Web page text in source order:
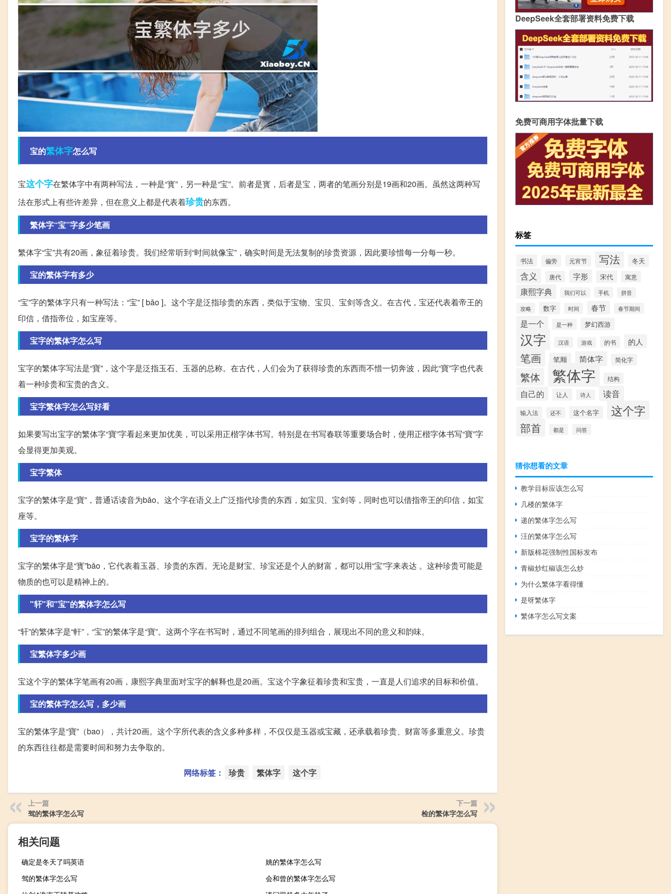
宝的繁体字怎么写
宝这个字在繁体字中有两种写法，一种是“寳”，另一种是“宝”。前者是寳，后者是宝，两者的笔画分别是19画和20画。虽然这两种写
法在形式上有些许差异，但在意义上都是代表着珍贵的东西。
繁体字“宝”字多少笔画
繁体字“宝”共有20画，象征着珍贵。我们经常听到“时间就像宝”，确实时间是无法复制的珍贵资源，因此要珍惜每一分每一秒。
宝的繁体字有多少
“宝”字的繁体字只有一种写法：“宝” [ bǎo ]。这个字是泛指珍贵的东西，类似于宝物、宝贝、宝剑等含义。在古代，宝还代表着帝王的
印信，借指帝位，如宝座等。
宝字的繁体字怎么写
宝字的繁体字写法是“寶”，这个字是泛指玉石、玉器的总称。在古代，人们会为了获得珍贵的东西而不惜一切奔波，因此“寶”字也代表
着一种珍贵和宝贵的含义。
宝字繁体字怎么写好看
如果要写出宝字的繁体字“寶”字看起来更加优美，可以采用正楷字体书写。特别是在书写春联等重要场合时，使用正楷字体书写“寶”字
会显得更加美观。
宝字繁体
宝字的繁体字是“寶”，普通话读音为bǎo。这个字在语义上广泛指代珍贵的东西，如宝贝、宝剑等，同时也可以借指帝王的印信，如宝
座等。
宝字的繁体字
宝字的繁体字是“寳”bǎo，它代表着玉器、珍贵的东西。无论是财宝、珍宝还是个人的财富，都可以用“宝”字来表达 。这种珍贵可能是
物质的也可以是精神上的。
"轩"和"宝"的繁体字怎么写
“轩”的繁体字是“軒”，“宝”的繁体字是“寶”。这两个字在书写时，通过不同笔画的排列组合，展现出不同的意义和韵味。
宝繁体字多少画
宝这个字的繁体字笔画有20画，康熙字典里面对宝字的解释也是20画。宝这个字象征着珍贵和宝贵，一直是人们追求的目标和价值。
宝的繁体字怎么写，多少画
宝的繁体字是“寶”（bao），共计20画。这个字所代表的含义多种多样，不仅仅是玉器或宝藏，还承载着珍贵、财富等多重意义。珍贵
的东西往往都是需要时间和努力去争取的。
网络标签： 珍贵 繁体字 这个字
上一篇
驾的繁体字怎么写
下一篇
检的繁体字怎么写
相关问题
确定是冬天了吗英语
姚的繁体字怎么写
驾的繁体字怎么写
会和曾的繁体字怎么写
DeepSeek全套部署资料免费下载
免费可商用字体批量下载
标签
书法 偏旁 元宵节 写法 冬天
含义 唐代 字形 宋代 寓意
康熙字典 我们可以 手机 拼音
攻略 数字 时间 春节 春节期间
是一个 是一种 梦幻西游
汉字 汉语 游戏 的书 的人
笔画 笔顺 简体字 简化字
繁体 繁体字 结构
自己的 让人 诗人 读音
输入法 还不 这个名字 这个字
部首 都是 问答
猜你想看的文章
教学目标应该怎么写
几楼的繁体字
递的繁体字怎么写
汪的繁体字怎么写
新版棉花强制性国标发布
青椒炒红椒该怎么炒
为什么繁体字看得懂
是呀繁体字
繁体字怎么写文案